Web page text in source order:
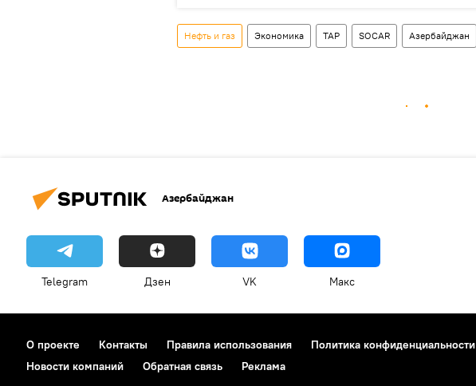
Нефть и газ Экономика TAP SOCAR Азербайджан
Азербайджан
Telegram Дзен VK Макс
О проекте Контакты Правила использования Политика конфиденциальности
Новости компаний
Обратная связь Реклама